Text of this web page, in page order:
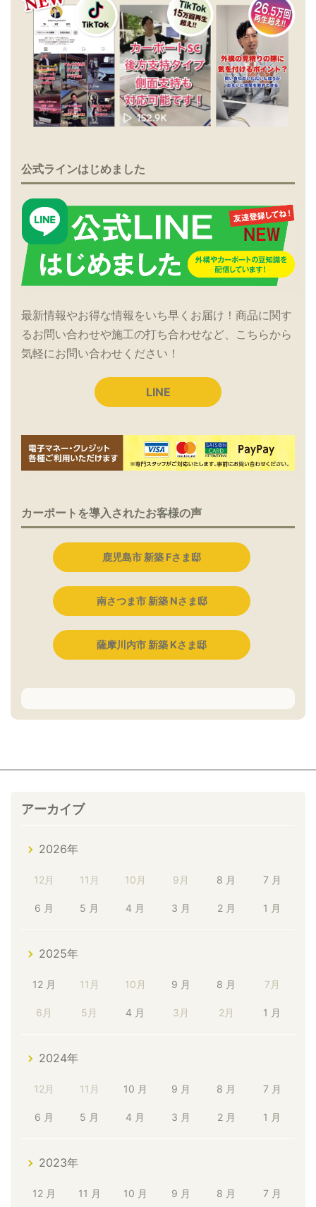
公式ラインはじめました
最新情報やお得な情報をいち早くお届け！商品に関す
るお問い合わせや施工の打ち合わせなど、こちらから
気軽にお問い合わせください！
LINE
カーポートを導入されたお客様の声
鹿児島市 新築 Fさま邸
南さつま市 新築 Nさま邸
薩摩川内市 新築 Kさま邸
アーカイブ
2026年
12月 11月 10月 9月 8 月 7 月
6 月 5 月 4 月 3 月 2 月 1 月
2025年
12 月 11月 10月 9 月 8 月 7月
6月 5月 4 月 3月 2月 1 月
2024年
12月 11月 10 月 9 月 8 月 7 月
6 月 5 月 4 月 3 月 2 月 1 月
2023年
12 月 11 月 10 月 9 月 8 月 7 月